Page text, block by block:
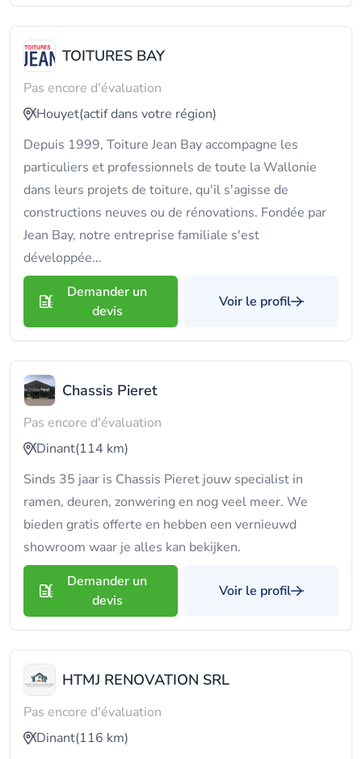
TOITURES BAY
Pas encore d'évaluation
Houyet(actif dans votre région)
Depuis 1999, Toiture Jean Bay accompagne les
particuliers et professionnels de toute la Wallonie
dans leurs projets de toiture, qu'il s'agisse de
constructions neuves ou de rénovations. Fondée par
Jean Bay, notre entreprise familiale s'est
développée...
Demander un
devis
Voir le profil
Chassis Pieret
Pas encore d'évaluation
Dinant(114 km)
Sinds 35 jaar is Chassis Pieret jouw specialist in
ramen, deuren, zonwering en nog veel meer. We
bieden gratis offerte en hebben een vernieuwd
showroom waar je alles kan bekijken.
Demander un
devis
Voir le profil
HTMJ RENOVATION SRL
Pas encore d'évaluation
Dinant(116 km)